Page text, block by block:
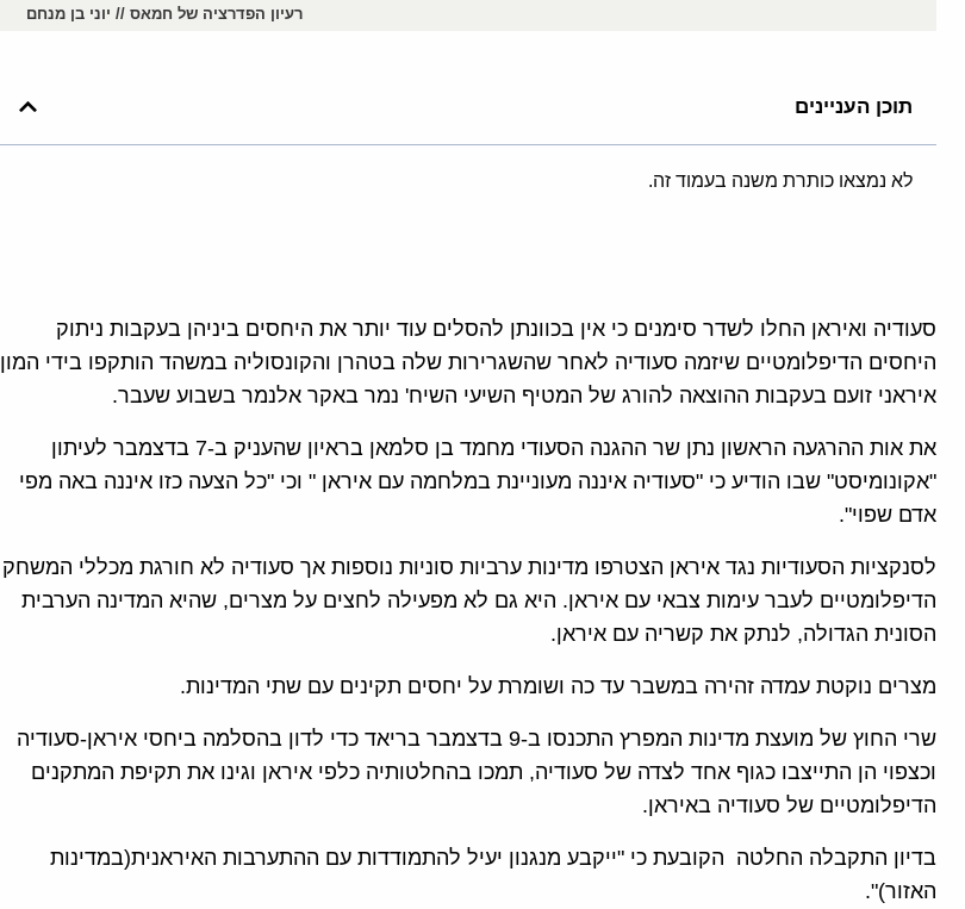
רעיון הפדרציה של חמאס // יוני בן מנחם
תוכן העניינים
לא נמצאו כותרת משנה בעמוד זה.
סעודיה ואיראן החלו לשדר סימנים כי אין בכוונתן להסלים עוד יותר את היחסים ביניהן בעקבות ניתוק
היחסים הדיפלומטיים שיזמה סעודיה לאחר שהשגרירות שלה בטהרן והקונסוליה במשהד הותקפו בידי המון
איראני זועם בעקבות ההוצאה להורג של המטיף השיעי השיח' נמר באקר אלנמר בשבוע שעבר.
את אות ההרגעה הראשון נתן שר ההגנה הסעודי מחמד בן סלמאן בראיון שהעניק ב-7 בדצמבר לעיתון
"אקונומיסט" שבו הודיע כי "סעודיה איננה מעוניינת במלחמה עם איראן " וכי "כל הצעה כזו איננה באה מפי
אדם שפוי".
לסנקציות הסעודיות נגד איראן הצטרפו מדינות ערביות סוניות נוספות אך סעודיה לא חורגת מכללי המשחק
הדיפלומטיים לעבר עימות צבאי עם איראן. היא גם לא מפעילה לחצים על מצרים, שהיא המדינה הערבית
הסונית הגדולה, לנתק את קשריה עם איראן.
מצרים נוקטת עמדה זהירה במשבר עד כה ושומרת על יחסים תקינים עם שתי המדינות.
שרי החוץ של מועצת מדינות המפרץ התכנסו ב-9 בדצמבר בריאד כדי לדון בהסלמה ביחסי איראן-סעודיה
וכצפוי הן התייצבו כגוף אחד לצדה של סעודיה, תמכו בהחלטותיה כלפי איראן וגינו את תקיפת המתקנים
הדיפלומטיים של סעודיה באיראן.
בדיון התקבלה החלטה הקובעת כי "ייקבע מנגנון יעיל להתמודדות עם ההתערבות האיראנית(במדינות
האזור)".